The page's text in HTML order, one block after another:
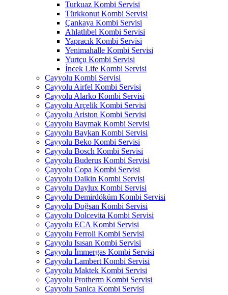
Turkuaz Kombi Servisi
Türkkonut Kombi Servisi
Çankaya Kombi Servisi
Ahlatlıbel Kombi Servisi
Yapracık Kombi Servisi
Yenimahalle Kombi Servisi
Yurtçu Kombi Servisi
İncek Life Kombi Servisi
Çayyolu Kombi Servisi
Çayyolu Airfel Kombi Servisi
Çayyolu Alarko Kombi Servisi
Çayyolu Arçelik Kombi Servisi
Çayyolu Ariston Kombi Servisi
Çayyolu Baymak Kombi Servisi
Çayyolu Baykan Kombi Servisi
Çayyolu Beko Kombi Servisi
Çayyolu Bosch Kombi Servisi
Çayyolu Buderus Kombi Servisi
Çayyolu Copa Kombi Servisi
Çayyolu Daikin Kombi Servisi
Çayyolu Daylux Kombi Servisi
Çayyolu Demirdöküm Kombi Servisi
Çayyolu Doğsan Kombi Servisi
Çayyolu Dolcevita Kombi Servisi
Çayyolu ECA Kombi Servisi
Çayyolu Ferroli Kombi Servisi
Çayyolu Isısan Kombi Servisi
Çayyolu İmmergas Kombi Servisi
Çayyolu Lambert Kombi Servisi
Çayyolu Maktek Kombi Servisi
Çayyolu Protherm Kombi Servisi
Çayyolu Sanica Kombi Servisi